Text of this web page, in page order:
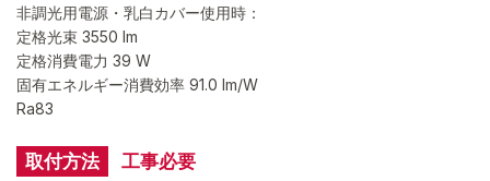
取付方法 工事必要
非調光用電源・乳白カバー使用時：
定格光束 3550 lm
定格消費電力 39 W
固有エネルギー消費効率 91.0 lm/W
Ra83